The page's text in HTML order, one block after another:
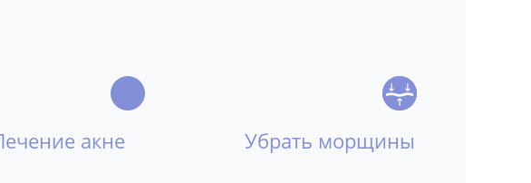
акне Убрать морщины